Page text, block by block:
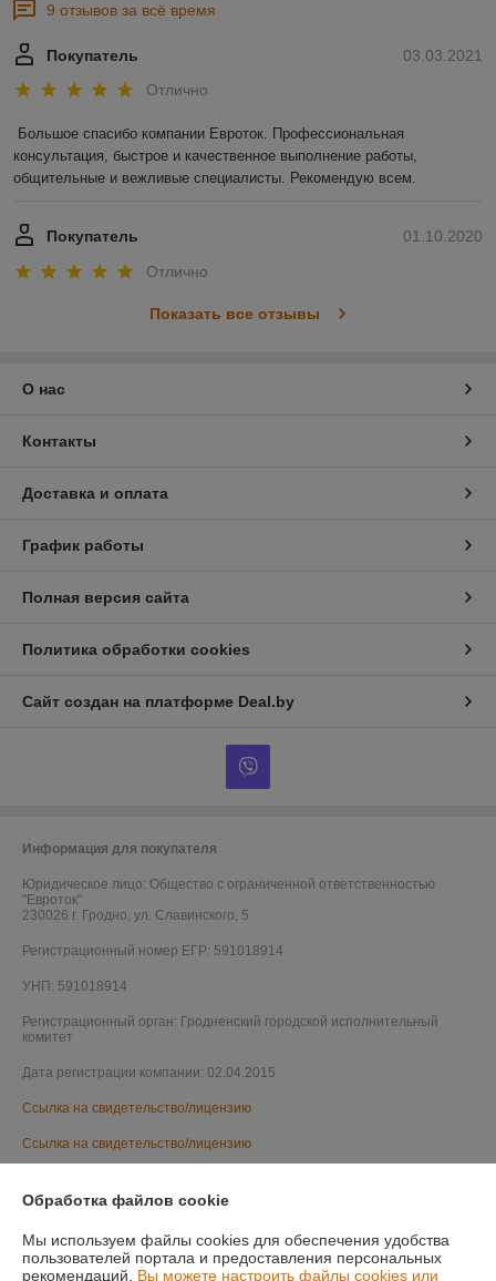
9 отзывов за всё время
03.03.2021
Покупатель
Отлично
Большое спасибо компании Евроток. Профессиональная
консультация, быстрое и качественное выполнение работы,
общительные и вежливые специалисты. Рекомендую всем.
01.10.2020
Покупатель
Отлично
Показать все отзывы
О нас
Контакты
Доставка и оплата
График работы
Полная версия сайта
Политика обработки cookies
Сайт создан на платформе Deal.by
Информация для покупателя
Юридическое лицо: Общество с ограниченной ответственностью
"Евроток"
230026 г. Гродно, ул. Славинского, 5
Регистрационный номер ЕГР: 591018914
УНП: 591018914
Регистрационный орган: Гродненский городской исполнительный
комитет
Дата регистрации компании: 02.04.2015
Ссылка на свидетельство/лицензию
Ссылка на свидетельство/лицензию
Ссылка на свидетельство/лицензию
Ссылка на свидетельство/лицензию
Обработка файлов cookie
Мы используем файлы cookies для обеспечения удобства
пользователей портала и предоставления персональных
рекомендаций. Вы можете настроить файлы cookies или